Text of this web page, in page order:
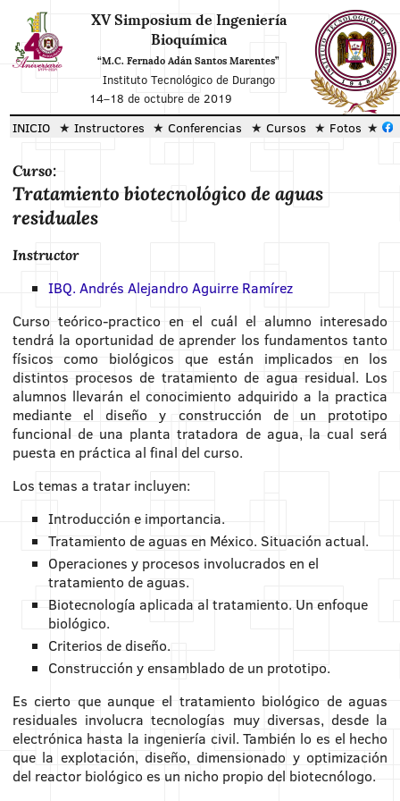
XV Simposium de Ingeniería
Bioquímica
“M.C. Fernado Adán Santos Marentes”
Instituto Tecnológico de Durango
14–18 de octubre de 2019
INICIO Instructores Conferencias Cursos Fotos
Curso:
Tratamiento biotecnológico de aguas
residuales
Instructor
IBQ. Andrés Alejandro Aguirre Ramírez
Curso teórico-practico en el cuál el alumno interesado
tendrá la oportunidad de aprender los fundamentos tanto
físicos como biológicos que están implicados en los
distintos procesos de tratamiento de agua residual. Los
alumnos llevarán el conocimiento adquirido a la practica
mediante el diseño y construcción de un prototipo
funcional de una planta tratadora de agua, la cual será
puesta en práctica al final del curso.
Los temas a tratar incluyen:
Introducción e importancia.
Tratamiento de aguas en México. Situación actual.
Operaciones y procesos involucrados en el
tratamiento de aguas.
Biotecnología aplicada al tratamiento. Un enfoque
biológico.
Criterios de diseño.
Construcción y ensamblado de un prototipo.
Es cierto que aunque el tratamiento biológico de aguas
residuales involucra tecnologías muy diversas, desde la
electrónica hasta la ingeniería civil. También lo es el hecho
que la explotación, diseño, dimensionado y optimización
del reactor biológico es un nicho propio del biotecnólogo.